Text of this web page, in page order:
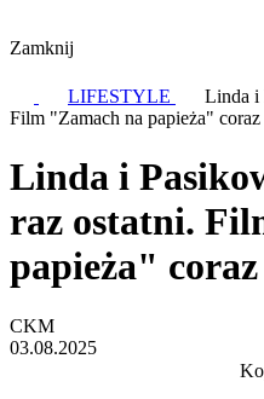
Zamknij
LIFESTYLE
Linda i
Film "Zamach na papieża"
Linda i
raz ostatni.
papieża"
CKM
03.08.2025